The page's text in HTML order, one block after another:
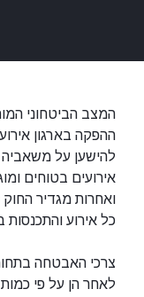
המצב הביטחוני
ההפקה בארגון
להישען על
אירועים בטוחים
ואחרות מגדיר
כל אירוע
צרכי האבטחה
לאחר הן על פי